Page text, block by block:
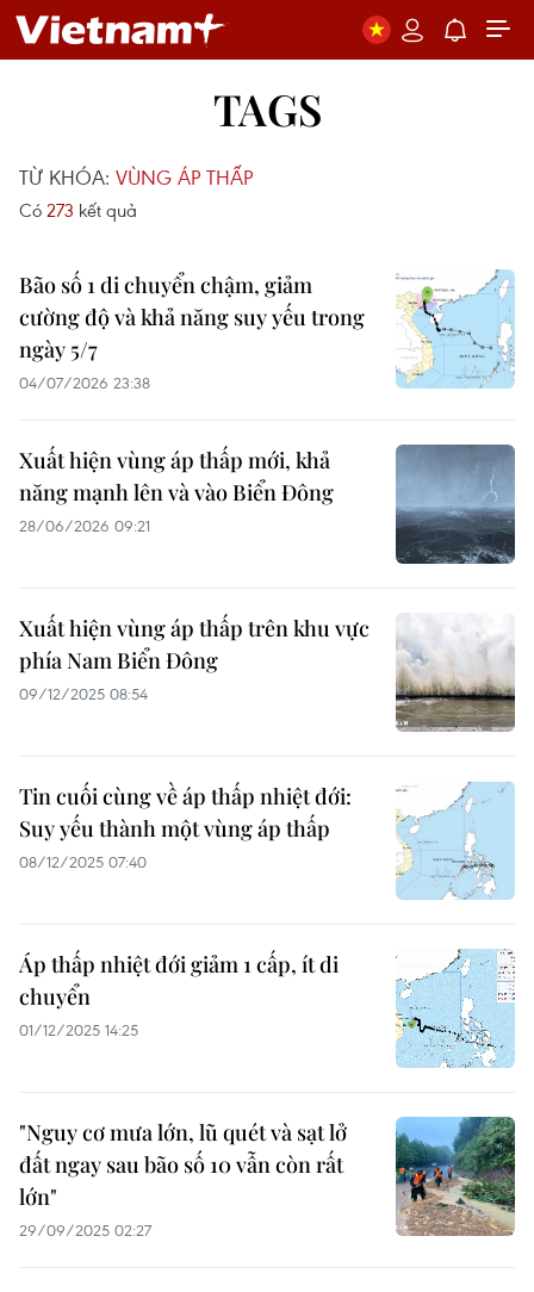
TAGS
TỪ KHÓA: VÙNG ÁP THẤP
Có 273 kết quả
Bão số 1 di chuyển chậm, giảm
cường độ và khả năng suy yếu trong
ngày 5/7
04/07/2026 23:38
Xuất hiện vùng áp thấp mới, khả
năng mạnh lên và vào Biển Đông
28/06/2026 09:21
Xuất hiện vùng áp thấp trên khu vực
phía Nam Biển Đông
09/12/2025 08:54
Tin cuối cùng về áp thấp nhiệt đới:
Suy yếu thành một vùng áp thấp
08/12/2025 07:40
Áp thấp nhiệt đới giảm 1 cấp, ít di
chuyển
01/12/2025 14:25
"Nguy cơ mưa lớn, lũ quét và sạt lở
đất ngay sau bão số 10 vẫn còn rất
lớn"
29/09/2025 02:27